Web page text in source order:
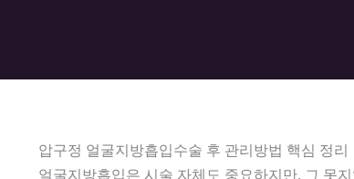
압구정 얼굴지방흡입수술 후 관리방법 핵심 정리
얼굴지방흡입은 시술 자체도 중요하지만, 그 못